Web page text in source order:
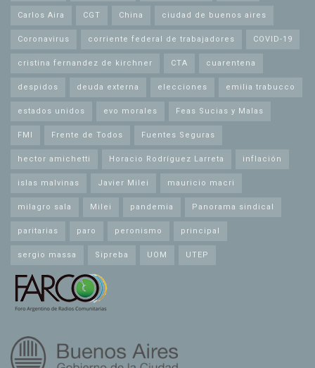
Carlos Aira CGT China ciudad de buenos aires
Coronavirus corriente federal de trabajadores COVID-19
cristina fernandez de kirchner CTA cuarentena
despidos deuda externa elecciones emilia trabucco
estados unidos evo morales Feas Sucias y Malas
FMI Frente de Todos Fuentes Seguras
hector amichetti Horacio Rodríguez Larreta inflación
islas malvinas Javier Milei mauricio macri
milagro sala Milei pandemia Panorama sindical
paritarias paro peronismo principal
sergio massa Sipreba UOM UTEP